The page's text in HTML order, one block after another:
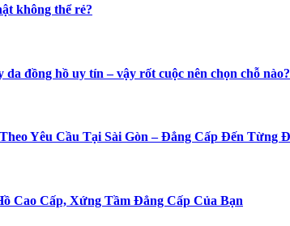
không thể rẻ?
đồng hồ uy tín – vậy rốt cuộc nên chọn chỗ nào?
Yêu Cầu Tại Sài Gòn – Đẳng Cấp Đến Từng
Cao Cấp, Xứng Tầm Đẳng Cấp Của Bạn